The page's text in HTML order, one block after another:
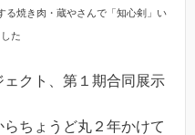
る焼き肉・蔵やさんで「知心剣」い
た
クト、第１期合同展示
ちょうど丸２年かけて